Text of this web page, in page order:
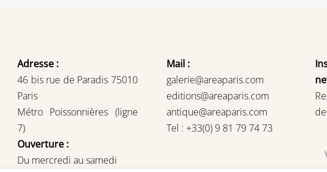
Adresse :
46 bis rue de Paradis 75010
Paris
Métro Poissonnières (ligne
7)
Ouverture :
Du mercredi au samedi
Mail :
galerie@areaparis.com
editions@areaparis.com
antique@areaparis.com
Tel : +33(0) 9 81 79 74 73